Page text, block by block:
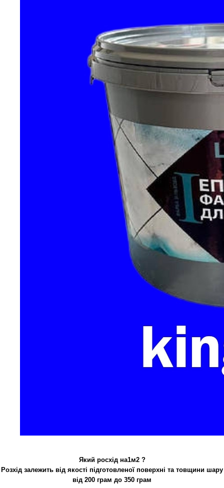
Який росхід на1м2 ?
Розхід залежить від якості підготовленої поверхні та товщини шару
від 200 грам до 350 грам